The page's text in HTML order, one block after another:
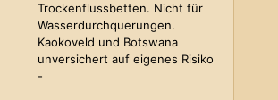
Trockenflussbetten. Nicht für
Wasserdurchquerungen.
Kaokoveld und Botswana
unversichert auf eigenes Risiko
-